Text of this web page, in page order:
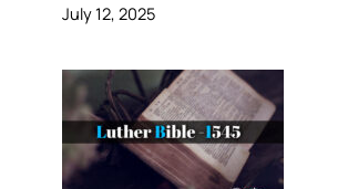
July 12, 2025